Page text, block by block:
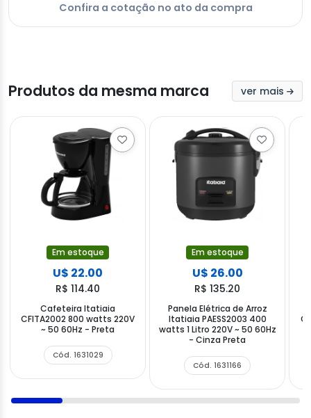
Confira a cotação no ato da compra
Produtos da mesma marca ver mais
Em estoque
U$ 22.00
R$ 114.40
Cafeteira Itatiaia
CFITA2002 800 watts 220V
~ 50 60Hz - Preta
Cód. 1631029
Em estoque
U$ 26.00
R$ 135.20
Panela Elétrica de Arroz
Itatiaia PAESS2003 400
watts 1 Litro 220V ~ 50 60Hz
- Cinza Preta
Cód. 1631166